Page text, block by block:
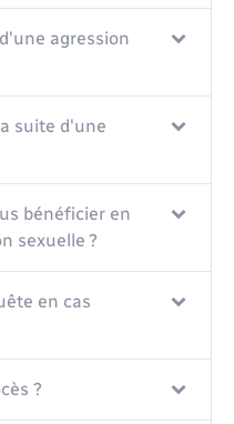
agression
suite d'une
bénéficier en
sexuelle ?
en cas
?